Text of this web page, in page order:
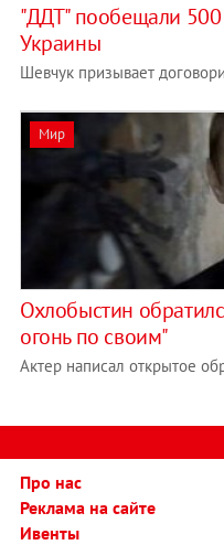
"ДДТ" пообещали 500
Украины
Шевчук призывает
Мир
Охлобыстин
огонь по своим"
Актер написал открытое
Про нас
Реклама на сайте
Ивенты